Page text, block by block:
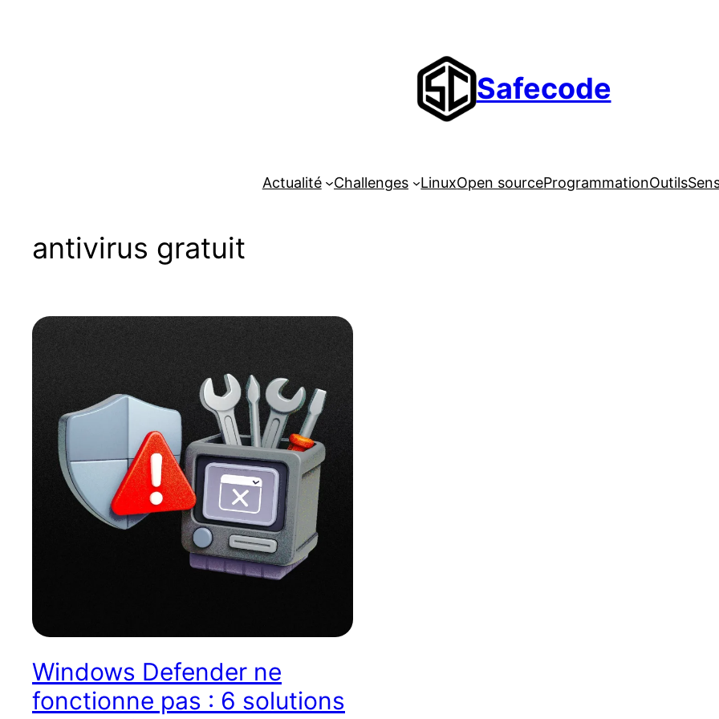
Safecode
Actualité Challenges LinuxOpen sourceProgrammationOutils
antivirus gratuit
Windows Defender ne
fonctionne pas : 6 solutions